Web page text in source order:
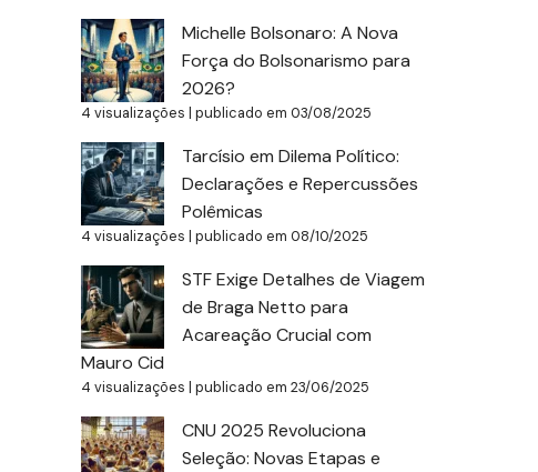
Michelle Bolsonaro: A Nova
Força do Bolsonarismo para
2026?
4 visualizações | publicado em 03/08/2025
Tarcísio em Dilema Político:
Declarações e Repercussões
Polêmicas
4 visualizações | publicado em 08/10/2025
STF Exige Detalhes de Viagem
de Braga Netto para
Acareação Crucial com
Mauro Cid
4 visualizações | publicado em 23/06/2025
CNU 2025 Revoluciona
Seleção: Novas Etapas e